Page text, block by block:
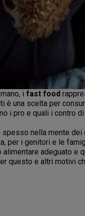
i fast food
è una scelta per
i pro e quali i contro
nella mente
per i genitori e le
adeguato
questo e altri motivi